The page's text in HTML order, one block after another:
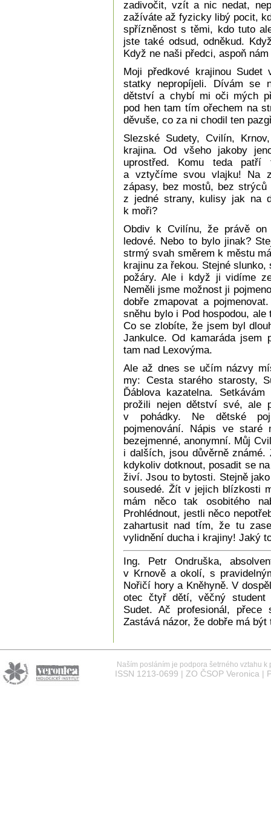
zadivočit, vzít a nic nedat,
zažíváte až fyzicky libý pocit,
spřízněnost s těmi, kdo tuto
jste také odsud, odněkud.
Když ne naši předci, aspoň
Moji předkové krajinou
statky nepropíjeli. Dívám se
dětství a chybí mi oči mých
pod hen tam tím ořechem na
děvuše, co za ni chodil ten
Slezské Sudety, Cvilín,
krajina. Od všeho jakoby
uprostřed. Komu teda patří
a vztyčíme svou vlajku! Na
zápasy, bez mostů, bez
z jedné strany, kulisy jak na
k moři?
Obdiv k Cvilínu, že právě on
ledové. Nebo to bylo jinak?
strmý svah směrem k městu
krajinu za řekou. Stejné
požáry. Ale i když ji vidíme
Neměli jsme možnost ji
dobře zmapovat a
sněhu bylo i Pod hospodou,
Co se zlobíte, že jsem byl
Jankulce. Od kamaráda jsem
tam nad Lexovýma.
Ale až dnes se učím názvy
my: Cesta starého starosty,
Ďáblova kazatelna.
prožili nejen dětství své, ale
v pohádky. Ne dětské
pojmenování. Nápis ve staré
bezejmenné, anonymní. Můj
i dalších, jsou důvěrně
kdykoliv dotknout, posadit se
živí. Jsou to bytosti. Stejně
sousedé. Žít v jejich blízkosti
mám něco tak osobitého
Prohlédnout, jestli něco
zahartusit nad tím, že tu
vylidnění ducha i krajiny! Jaký
Ing. Petr Ondruška,
v Krnově a okolí, s
Nořičí hory a Kněhyně. V
otec čtyř dětí, věčný student
Sudet. Ač profesionál,
Zastává názor, že dobře má
Naším posláním je podpora šetrného vztahu
ISSN 1213-0699 | ZO ČSOP Veronica |